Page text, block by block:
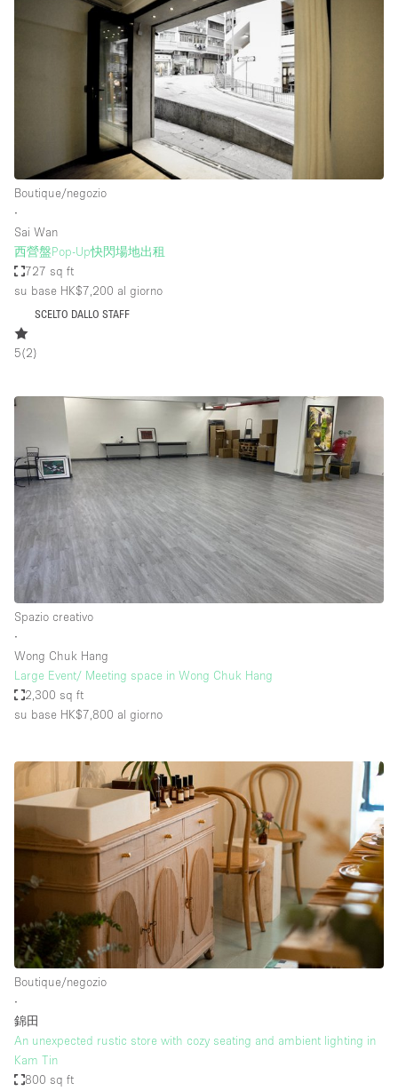
Boutique/negozio
∙
Sai Wan
西營盤Pop-Up快閃場地出租
727 sq ft
su base HK$7,200 al giorno
SCELTO DALLO STAFF
5(2)
Spazio creativo
∙
Wong Chuk Hang
Large Event/ Meeting space in Wong Chuk Hang
2,300 sq ft
su base HK$7,800 al giorno
Boutique/negozio
∙
錦田
An unexpected rustic store with cozy seating and ambient lighting in
Kam Tin
800 sq ft